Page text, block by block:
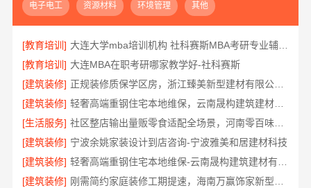
电子电工 资源材料 环境管理 其他
[教育培训]
大连大学mba培训机构 社科赛斯MBA考研专业辅导机构
[教育培训] 大连MBA在职考研哪家教学好-社科赛斯
[建筑装修]
正规装修质保学区房，浙江臻美新型建材有限公司安心
[建筑装修]
轻奢高端重钢住宅本地维保，云南晟构建筑建材有限公司贴心服务
[生活服务]
社区整店输出量贩零食适配全场景，河南零百味供应链有限公司
[建筑装修] 宁波余姚家装设计到店咨询-宁波雅美和居建材科技
[建筑装修]
[建筑装修]